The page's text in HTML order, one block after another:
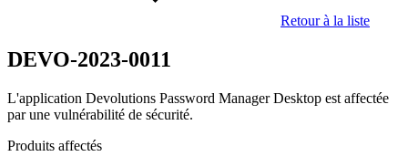
Retour à la liste
DEVO-2023-0011
L'application Devolutions Password Manager Desktop est affectée
par une vulnérabilité de sécurité.
Produits affectés